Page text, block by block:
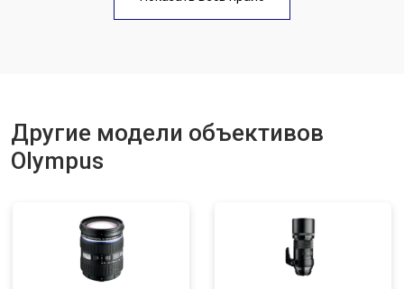
Другие модели объективов
Olympus